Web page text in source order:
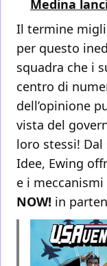
Medina
Il termine
per questo
squadra che i
centro di
dell’opinione
vista del
loro stessi!
Idee, Ewing
e i
NOW! in